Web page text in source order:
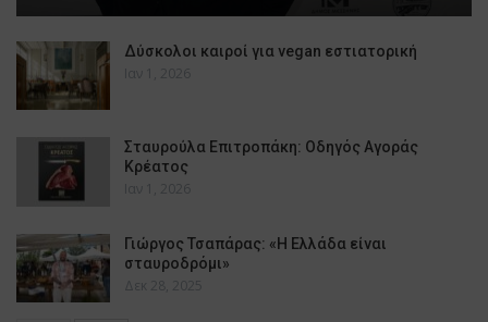
Δύσκολοι καιροί για vegan εστιατορική
Ιαν 1, 2026
Σταυρούλα Επιτροπάκη: Οδηγός Αγοράς
Κρέατος
Ιαν 1, 2026
Γιώργος Τσαπάρας: «Η Ελλάδα είναι
σταυροδρόμι»
Δεκ 28, 2025